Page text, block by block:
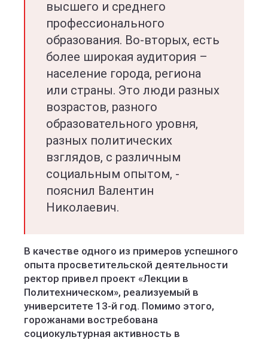
высшего и среднего
профессионального
образования. Во-вторых, есть
более широкая аудитория –
население города, региона
или страны. Это люди разных
возрастов, разного
образовательного уровня,
разных политических
взглядов, с различным
социальным опытом, -
пояснил Валентин
Николаевич.
В качестве одного из примеров успешного
опыта просветительской деятельности
ректор привел проект «Лекции в
Политехническом», реализуемый в
университете 13-й год. Помимо этого,
горожанами востребована
социокультурная активность в